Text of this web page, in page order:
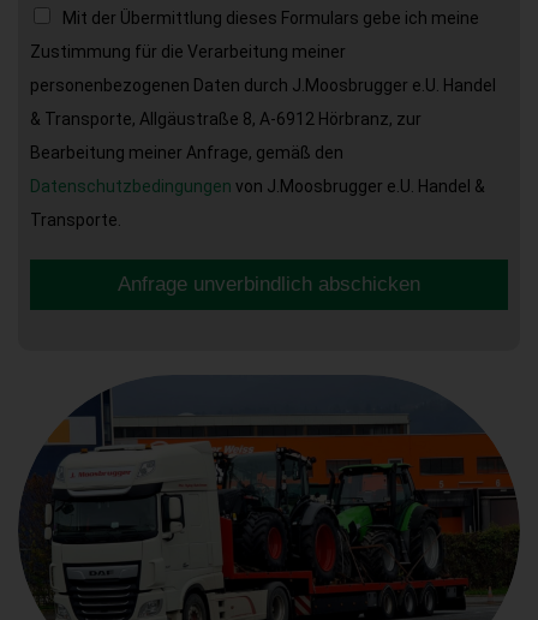
Mit der Übermittlung dieses Formulars gebe ich meine
Zustimmung für die Verarbeitung meiner
personenbezogenen Daten durch J.Moosbrugger e.U. Handel
& Transporte, Allgäustraße 8, A-6912 Hörbranz, zur
Bearbeitung meiner Anfrage, gemäß den
Datenschutzbedingungen von J.Moosbrugger e.U. Handel &
Transporte.
Anfrage unverbindlich abschicken